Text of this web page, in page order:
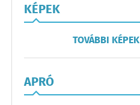
KÉPEK
TOVÁBBI KÉPEK
APRÓ